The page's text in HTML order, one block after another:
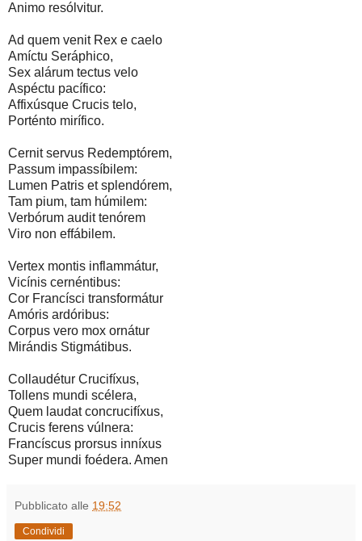
Animo resólvitur.
Ad quem venit Rex e caelo
Amíctu Seráphico,
Sex alárum tectus velo
Aspéctu pacífico:
Affixúsque Crucis telo,
Porténto mirífico.
Cernit servus Redemptórem,
Passum impassíbilem:
Lumen Patris et splendórem,
Tam pium, tam húmilem:
Verbórum audit tenórem
Viro non effábilem.
Vertex montis inflammátur,
Vicínis cernéntibus:
Cor Francísci transformátur
Amóris ardóribus:
Corpus vero mox ornátur
Mirándis Stigmátibus.
Collaudétur Crucifíxus,
Tollens mundi scélera,
Quem laudat concrucifíxus,
Crucis ferens vúlnera:
Francíscus prorsus inníxus
Super mundi foédera. Amen
Pubblicato alle 19:52
Condividi